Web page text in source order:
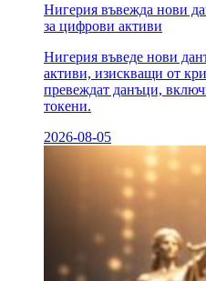
Нигерия въвежда нови
за цифрови активи
Нигерия въведе нови
активи, изискващи от
превеждат данъци,
токени.
2026-08-05